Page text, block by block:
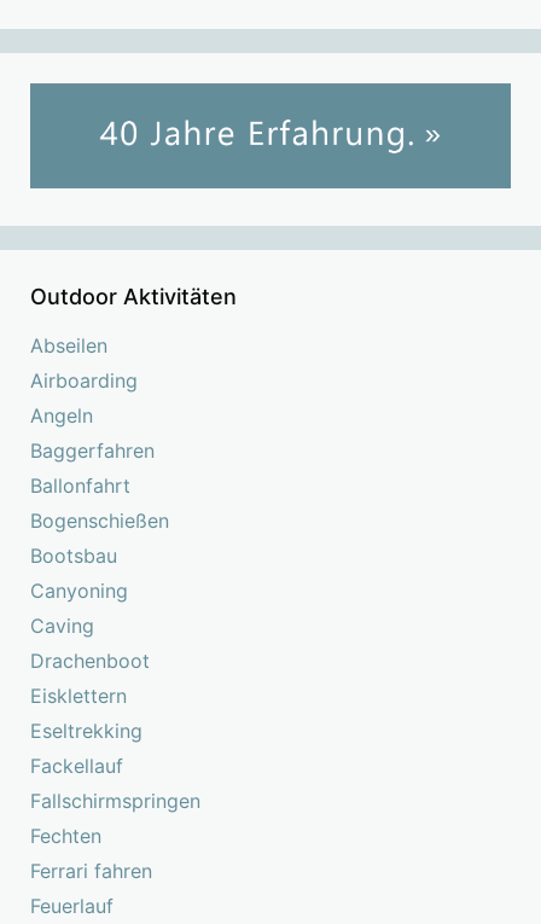
Outdoor Aktivitäten
Abseilen
Airboarding
Angeln
Baggerfahren
Ballonfahrt
Bogenschießen
Bootsbau
Canyoning
Caving
Drachenboot
Eisklettern
Eseltrekking
Fackellauf
Fallschirmspringen
Fechten
Ferrari fahren
Feuerlauf